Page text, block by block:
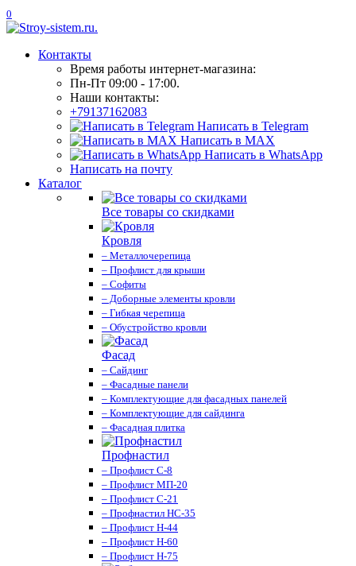
0
Контакты
Время работы интернет-магазина:
Пн-Пт 09:00 - 17:00.
Наши контакты:
+79137162083
Написать в Telegram
Написать в MAX
Написать в WhatsApp
Написать на почту
Каталог
Все товары со скидками
Кровля
– Металлочерепица
– Профлист для крыши
– Софиты
– Доборные элементы кровли
– Гибкая черепица
– Обустройство кровли
Фасад
– Сайдинг
– Фасадные панели
– Комплектующие для фасадных панелей
– Комплектующие для сайдинга
– Фасадная плитка
Профнастил
– Профлист С-8
– Профлист МП-20
– Профлист С-21
– Профнастил НС-35
– Профлист Н-44
– Профлист Н-60
– Профлист Н-75